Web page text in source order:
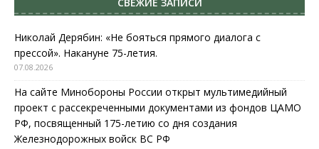
Николай Дерябин: «Не бояться прямого диалога с
прессой». Накануне 75-летия.
07.08.2026
На сайте Минобороны России открыт мультимедийный
проект с рассекреченными документами из фондов ЦАМО
РФ, посвященный 175-летию со дня создания
Железнодорожных войск ВС РФ